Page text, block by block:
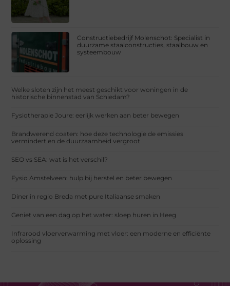
Constructiebedrijf Molenschot: Specialist in
duurzame staalconstructies, staalbouw en
systeembouw
Welke sloten zijn het meest geschikt voor woningen in de
historische binnenstad van Schiedam?
Fysiotherapie Joure: eerlijk werken aan beter bewegen
Brandwerend coaten: hoe deze technologie de emissies
vermindert en de duurzaamheid vergroot
SEO vs SEA: wat is het verschil?
Fysio Amstelveen: hulp bij herstel en beter bewegen
Diner in regio Breda met pure Italiaanse smaken
Geniet van een dag op het water: sloep huren in Heeg
Infrarood vloerverwarming met vloer: een moderne en efficiënte
oplossing